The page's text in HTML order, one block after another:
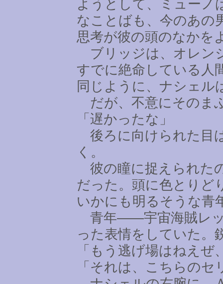
ようとして、ミューノ
なことばも、今のあ
思考が彼の頭のなかを
ブリッジは、オレン
すでに絶命している人
同じように、ナシェル
だが、不意にそのま
「遅かったな」
後ろに向けられた目
く。
彼の瞳に捉えられた
だった。頭に色とりど
いかにも明るそうな青
青年――宇宙海賊レッ
った表情をしていた。
「もう逃げ場はねえ
「それは、こちらのセ